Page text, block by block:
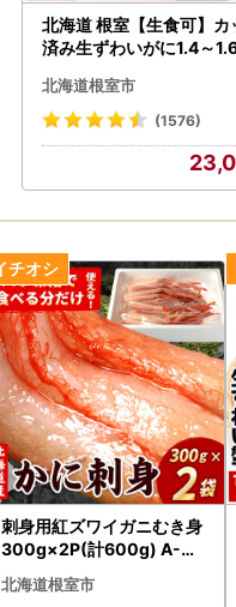
北海道 根室【生食可】カ
済み生ずわいがに1.4～
北海道根室市
(1576)
刺身用紅ズワイガニむき身
300g×2P(計600g) A-07
032
北海道根室市